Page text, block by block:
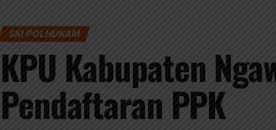
SKI POLHUKAM
KPU Kabupaten
Pendaftaran PPK